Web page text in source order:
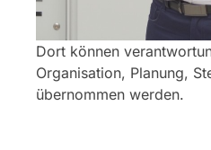
Dort können
Organisation, Planung,
übernommen werden.